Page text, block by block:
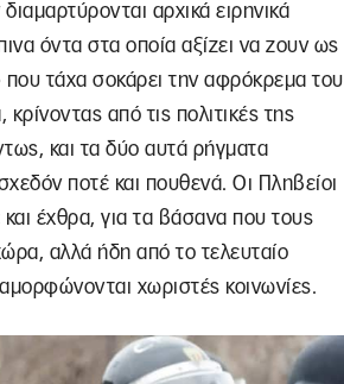
αρχικά ειρηνικά
όντα στα οποία αξίζει να ζουν ως
που τάχα σοκάρει την αφρόκρεμα του
από τις πολιτικές της
και τα δύο αυτά ρήγματα
ποτέ και πουθενά. Οι Πληβείοι
και έχθρα, για τα βάσανα που τους
αλλά ήδη από το τελευταίο
χωριστές κοινωνίες.